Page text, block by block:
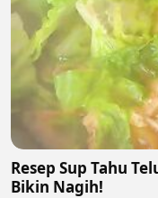
Resep Sup Tahu
Bikin Nagih!